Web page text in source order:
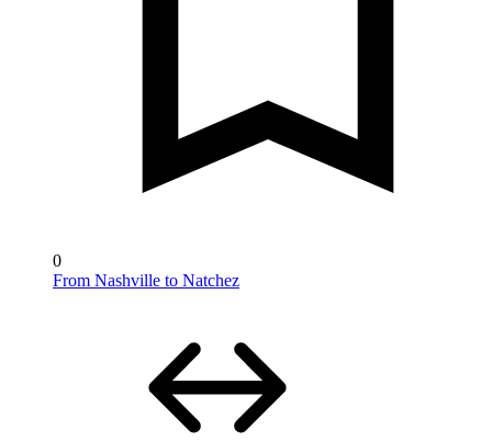
0
From Nashville to Natchez